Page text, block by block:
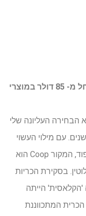
החל מ- 85 דולר במוצרי
הטובה ביותר שלנו משנת 2025 היא הבחירה העליונה שלי
עם מילוי העשוי
מקצף זיכרון מגורר מתאר ומיקרופייבר ריפוד, המקור Coop הוא
בסקירת הכריות
'הקלאסית' הייתה
המתכווננת